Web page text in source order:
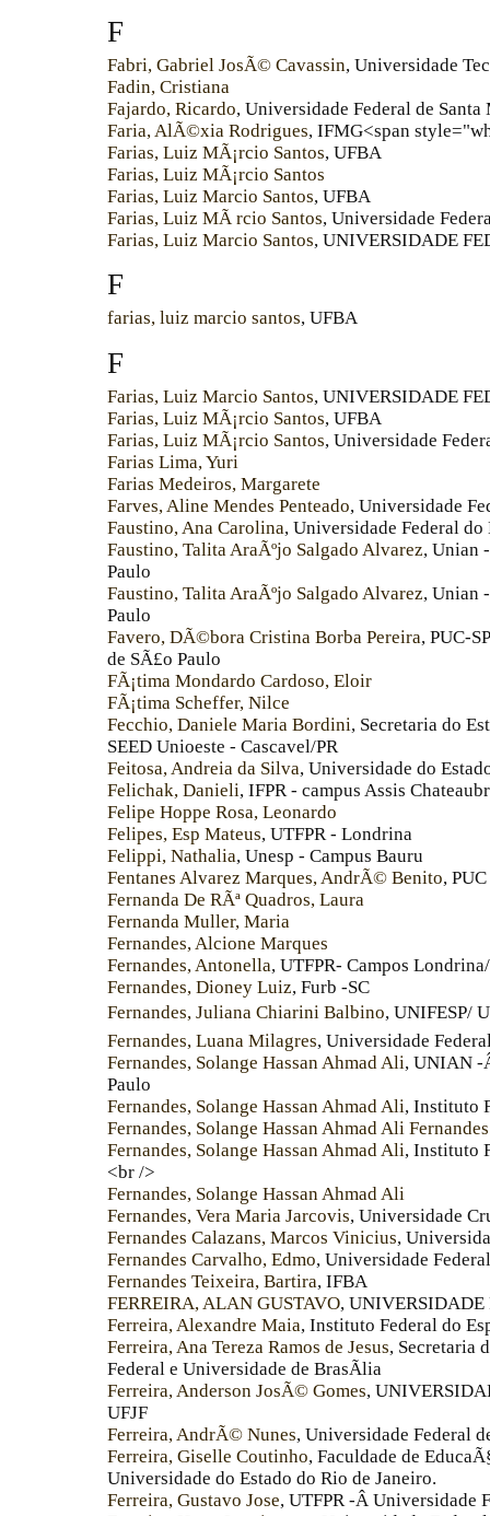
F
Fabri, Gabriel JosÃ© Cavassin, Universidade
Fadin, Cristiana
Fajardo, Ricardo, Universidade Federal de Santa
Faria, AlÃ©xia Rodrigues, IFMG<span
Farias, Luiz MÃ¡rcio Santos, UFBA
Farias, Luiz MÃ¡rcio Santos
Farias, Luiz Marcio Santos, UFBA
Farias, Luiz MÃ rcio Santos, Universidade
Farias, Luiz Marcio Santos, UNIVERSIDADE
F
farias, luiz marcio santos, UFBA
F
Farias, Luiz Marcio Santos, UNIVERSIDADE
Farias, Luiz MÃ¡rcio Santos, UFBA
Farias, Luiz MÃ¡rcio Santos, Universidade
Farias Lima, Yuri
Farias Medeiros, Margarete
Farves, Aline Mendes Penteado, Universidade
Faustino, Ana Carolina, Universidade Federal
Faustino, Talita AraÃºjo Salgado Alvarez, Unian
Paulo
Faustino, Talita AraÃºjo Salgado Alvarez, Unian
Paulo
Favero, DÃ©bora Cristina Borba Pereira, PUC-
de SÃ£o Paulo
FÃ¡tima Mondardo Cardoso, Eloir
FÃ¡tima Scheffer, Nilce
Fecchio, Daniele Maria Bordini, Secretaria do
SEED Unioeste - Cascavel/PR
Feitosa, Andreia da Silva, Universidade do
Felichak, Danieli, IFPR - campus Assis
Felipe Hoppe Rosa, Leonardo
Felipes, Esp Mateus, UTFPR - Londrina
Felippi, Nathalia, Unesp - Campus Bauru
Fentanes Alvarez Marques, AndrÃ© Benito, PUC
Fernanda De RÃª Quadros, Laura
Fernanda Muller, Maria
Fernandes, Alcione Marques
Fernandes, Antonella, UTFPR- Campos
Fernandes, Dioney Luiz, Furb -SC
Fernandes, Juliana Chiarini Balbino, UNIFESP/
Fernandes, Luana Milagres, Universidade
Fernandes, Solange Hassan Ahmad Ali, UNIAN -
Paulo
Fernandes, Solange Hassan Ahmad Ali, Instituto
Fernandes, Solange Hassan Ahmad Ali Fernandes
Fernandes, Solange Hassan Ahmad Ali, Instituto
<br />
Fernandes, Solange Hassan Ahmad Ali
Fernandes, Vera Maria Jarcovis, Universidade
Fernandes Calazans, Marcos Vinicius,
Fernandes Carvalho, Edmo, Universidade
Fernandes Teixeira, Bartira, IFBA
FERREIRA, ALAN GUSTAVO, UNIVERSIDADE
Ferreira, Alexandre Maia, Instituto Federal do
Ferreira, Ana Tereza Ramos de Jesus, Secretaria
Federal e Universidade de BrasÃ­lia
Ferreira, Anderson JosÃ© Gomes,
UFJF
Ferreira, AndrÃ© Nunes, Universidade Federal
Ferreira, Giselle Coutinho, Faculdade de
Universidade do Estado do Rio de Janeiro.
Ferreira, Gustavo Jose, UTFPR -Â Universidade